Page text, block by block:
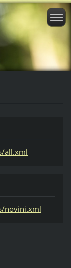
all.xml
novini.xml